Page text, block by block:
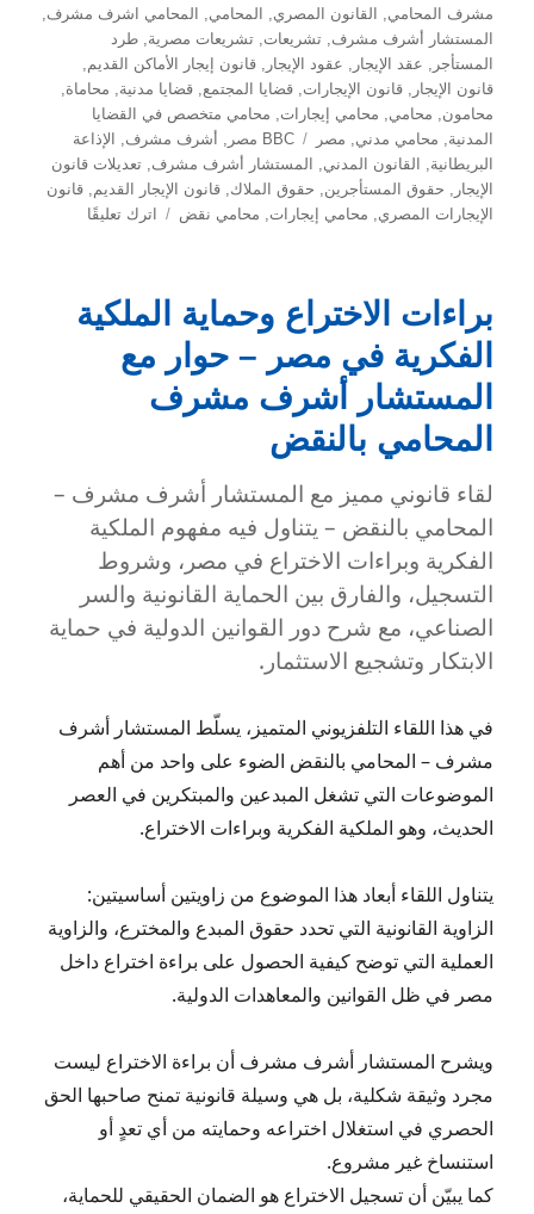
في
مشرف المحامي, القانون المصري, المحامي, المحامي اشرف مشرف,
المستشار أشرف مشرف,تشريعات,تشريعات مصرية,طرد
المستأجر , عقد الإيجار , عقود الإيجار ,قانون إيجار الأماكن القديم,
قانون الإيجار ,قانون الإيجارات,قضايا المجتمع,قضايا مدنية, محاماة,
محامون, محامي, محامي إيجارات, محامي متخصص في القضايا
المدنية, محامي مدني, مصر الوسوم
BBC مصر , أشرف مشرف,
الإذاعة
البريطانية, القانون المدني, المستشار أشرف مشرف,تعديلات قانون
الإيجار , حقوق المستأجرين, حقوق الملاك,قانون الإيجار القديم,قانون
الإيجارات المصري, محامي إيجارات, محامي نقض اترك تعليقًا
الإيجار
مع
إذاعة
BBC
براءات الاختراع وحماية الملكية
الفكرية في مصر – حوار مع
المستشار أشرف مشرف
المحامي بالنقض
لقاء قانوني مميز مع المستشار أشرف مشرف –
المحامي بالنقض – يتناول فيه مفهوم الملكية
الفكرية وبراءات الاختراع في مصر، وشروط
التسجيل، والفارق بين الحماية القانونية والسر
الصناعي، مع شرح دور القوانين الدولية في حماية
الابتكار وتشجيع الاستثمار.
في هذا اللقاء التلفزيوني المتميز، يسلّط المستشار أشرف
مشرف – المحامي بالنقض الضوء على واحد من أهم
الموضوعات التي تشغل المبدعين والمبتكرين في العصر
الحديث، وهو الملكية الفكرية وبراءات الاختراع.
يتناول اللقاء أبعاد هذا الموضوع من زاويتين أساسيتين:
الزاوية القانونية التي تحدد حقوق المبدع والمخترع، والزاوية
العملية التي توضح كيفية الحصول على براءة اختراع داخل
مصر في ظل القوانين والمعاهدات الدولية.
ويشرح المستشار أشرف مشرف أن براءة الاختراع ليست
مجرد وثيقة شكلية، بل هي وسيلة قانونية تمنح صاحبها الحق
الحصري في استغلال اختراعه وحمايته من أي تعدٍ أو
استنساخ غير مشروع.
كما يبيّن أن تسجيل الاختراع هو الضمان الحقيقي للحماية،